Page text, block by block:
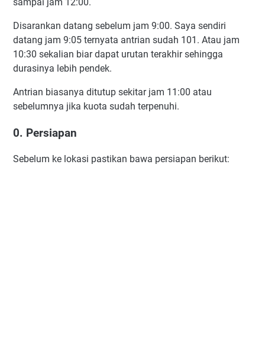
Disarankan datang sebelum jam 9:00. Saya sendiri
datang jam 9:05 ternyata antrian sudah 101. Atau jam
10:30 sekalian biar dapat urutan terakhir sehingga
durasinya lebih pendek.
Antrian biasanya ditutup sekitar jam 11:00 atau
sebelumnya jika kuota sudah terpenuhi.
0. Persiapan
Sebelum ke lokasi pastikan bawa persiapan berikut: